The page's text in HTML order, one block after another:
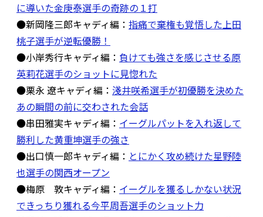
に導いた金庚泰選手の奇跡の１打
●新岡隆三郎キャディ編： 指痛で棄権も覚悟した上田
桃子選手が逆転優勝！
●小岸秀行キャディ編： 負けても強さを感じさせる原
英莉花選手のショットに見惚れた
●栗永 遼キャディ編： 淺井咲希選手が初優勝を決めた
あの瞬間の前に交わされた会話
●串田雅実キャディ編： イーグルパットを入れ返して
勝利した黄重坤選手の強さ
●出口慎一郎キャディ編： とにかく攻め続けた星野陸
也選手の関西オープン
●梅原 敦キャディ編： イーグルを獲るしかない状況
できっちり獲れる今平周吾選手のショット力